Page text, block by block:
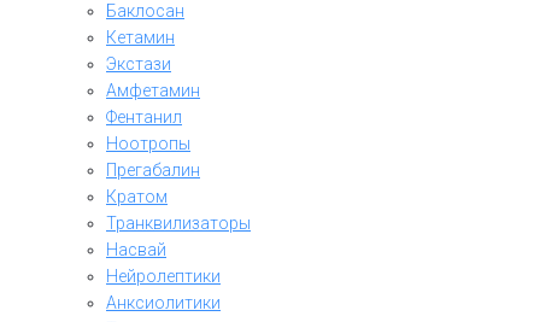
Баклосан
Кетамин
Экстази
Амфетамин
Фентанил
Ноотропы
Прегабалин
Кратом
Транквилизаторы
Насвай
Нейролептики
Анксиолитики